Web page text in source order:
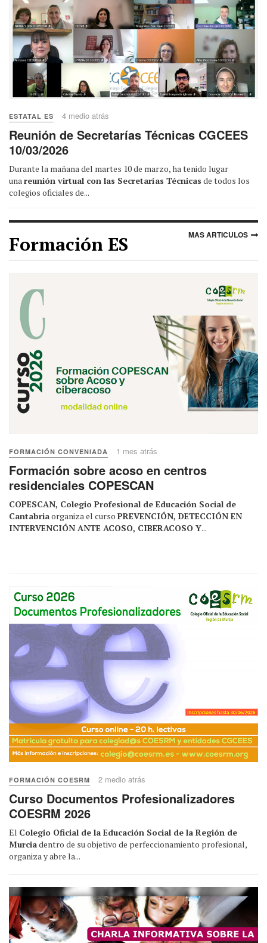
ESTATAL ES 4 medio atrás
Reunión de Secretarías Técnicas CGCEES
10/03/2026
Durante la mañana del martes 10 de marzo, ha tenido lugar
una reunión virtual con las Secretarías Técnicas de todos los
colegios oficiales de...
Formación ES MAS ARTICULOS
FORMACIÓN CONVENIADA 1 mes atrás
Formación sobre acoso en centros
residenciales COPESCAN
COPESCAN, Colegio Profesional de Educación Social de
Cantabriaorganiza el curso PREVENCIÓN, DETECCIÓN EN
INTERVENCIÓN ANTE ACOSO, CIBERACOSO Y...
FORMACIÓN COESRM 2 medio atrás
Curso Documentos Profesionalizadores
COESRM 2026
El Colegio Oficial de la Educación Social de la Región de
Murciadentro de su objetivo de perfeccionamiento profesional,
organiza y abre la...